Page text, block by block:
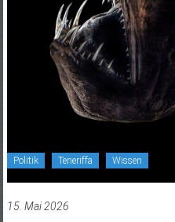
Politik Teneriffa Wissen
15. Mai 2026